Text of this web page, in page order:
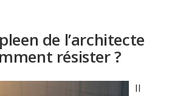
de l’architecte
résister ?
Il